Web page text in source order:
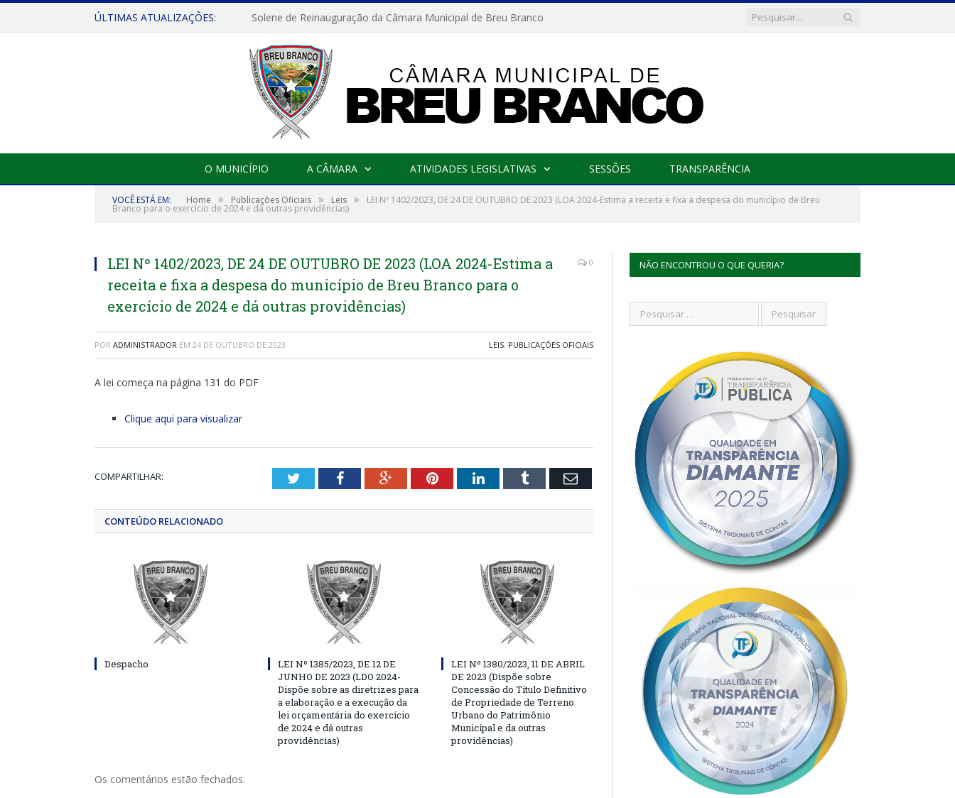
ÚLTIMAS ATUALIZAÇÕES: Solene de Reinauguração da Câmara Municipal de Breu Branco
O MUNICÍPIO A CÂMARA ATIVIDADES LEGISLATIVAS SESSÕES TRANSPARÊNCIA
VOCÊ ESTÁ EM: Home » Publicações Oficiais » Leis » LEI Nº 1402/2023, DE 24 DE OUTUBRO DE 2023 (LOA 2024-Estima a receita e fixa a despesa do município de Breu
Branco para o exercício de 2024 e dá outras providências)
LEI Nº 1402/2023, DE 24 DE OUTUBRO DE 2023 (LOA 2024-Estima a
receita e fixa a despesa do município de Breu Branco para o
exercício de 2024 e dá outras providências)
0
POR ADMINISTRADOR EM 24 DE OUTUBRO DE 2023 LEIS, PUBLICAÇÕES OFICIAIS
A lei começa na página 131 do PDF
Clique aqui para visualizar
COMPARTILHAR: TwitterFacebookGoogle+PinterestLinkedInTumblr Email
CONTEÚDO RELACIONADO
Despacho
LEI Nº 1385/2023, DE 12 DE
JUNHO DE 2023 (LDO 2024-
Dispõe sobre as diretrizes para
a elaboração e a execução da
lei orçamentária do exercício
de 2024 e dá outras
providências)
LEI Nº 1380/2023, 11 DE ABRIL
DE 2023 (Dispõe sobre
Concessão do Título Definitivo
de Propriedade de Terreno
Urbano do Patrimônio
Municipal e da outras
providências)
Os comentários estão fechados.
NÃO ENCONTROU O QUE QUERIA?